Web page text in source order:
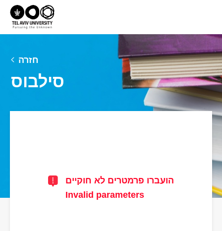
חזרה
סילבוס
הועברו פרמטרים לא חוקיים
Invalid parameters